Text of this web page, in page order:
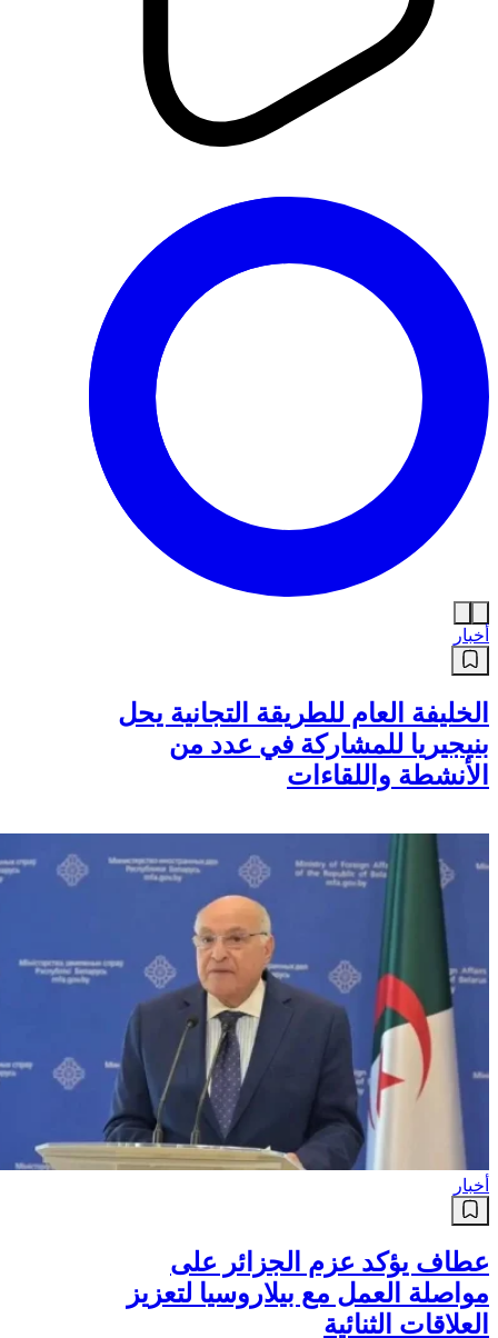
قسنطينة: بعد حادث انقلاب الحافلة..
النهار ترصد حالة المصابين من